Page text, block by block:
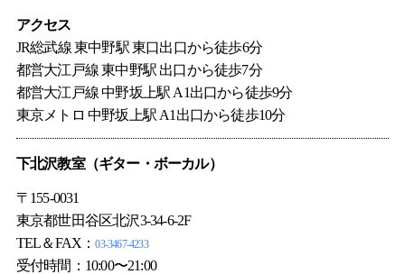
アクセス
JR総武線 東中野駅 東口出口から徒歩6分
都営大江戸線 東中野駅 出口から徒歩7分
都営大江戸線 中野坂上駅 A1出口から徒歩9分
東京メトロ 中野坂上駅 A1出口から徒歩10分
下北沢教室（ギター・ ボーカル）
〒155-0031
東京都世田谷区北沢3-34-6-2F
TEL＆FAX：03-3467-4233
受付時間：10:00〜21:00